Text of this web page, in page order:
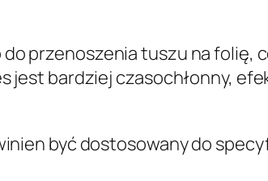
przenoszenia tuszu na folię,
jest bardziej czasochłonny,
być dostosowany do